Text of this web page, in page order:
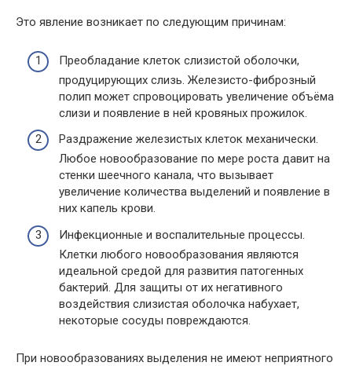
Это явление возникает по следующим причинам:
Преобладание клеток слизистой оболочки,
продуцирующих слизь. Железисто-фиброзный
полип может спровоцировать увеличение объёма
слизи и появление в ней кровяных прожилок.
Раздражение железистых клеток механически.
Любое новообразование по мере роста давит на
стенки шеечного канала, что вызывает
увеличение количества выделений и появление в
них капель крови.
Инфекционные и воспалительные процессы.
Клетки любого новообразования являются
идеальной средой для развития патогенных
бактерий. Для защиты от их негативного
воздействия слизистая оболочка набухает,
некоторые сосуды повреждаются.
При новообразованиях выделения не имеют неприятного